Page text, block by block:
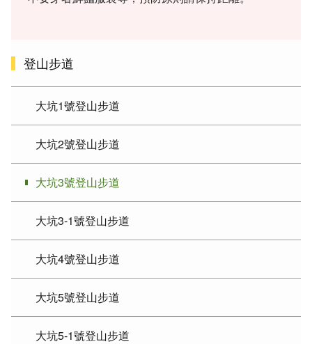
登山步道
大坑1號登山步道
大坑2號登山步道
大坑3號登山步道
大坑3-1號登山步道
大坑4號登山步道
大坑5號登山步道
大坑5-1號登山步道